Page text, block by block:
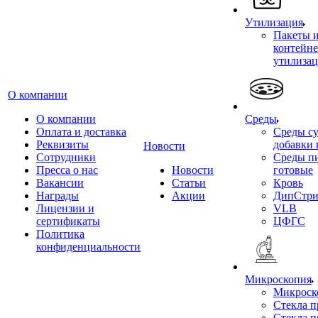
О компании
О компании
Оплата и доставка
Реквизиты
Сотрудники
Пресса о нас
Вакансии
Награды
Лицензии и
сертификаты
Политика
конфиденциальности
Новости
Новости
Статьи
Акции
Утилизация
Пакеты
Среды
Среды
добавки
Среды
готовые
Кровь
VLB
ЦФГС
Микроскопия
Стекла